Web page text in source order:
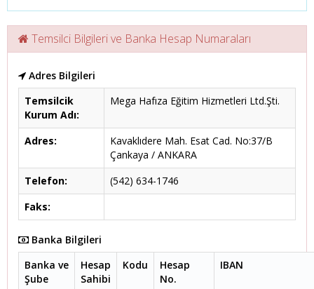
Temsilci Bilgileri ve Banka Hesap Numaraları
Adres Bilgileri
Temsilcik
Kurum Adı:
Mega Hafıza Eğitim Hizmetleri Ltd.Şti.
Adres:
Kavaklıdere Mah. Esat Cad. No:37/B
Çankaya / ANKARA
Telefon:
(542) 634-1746
Faks:
Banka Bilgileri
Banka ve
Şube
Hesap
Sahibi
Kodu
Hesap
No.
IBAN